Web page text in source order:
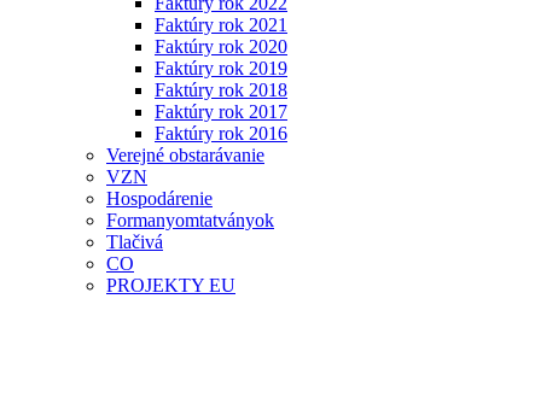
Faktúry rok 2021
Faktúry rok 2020
Faktúry rok 2019
Faktúry rok 2018
Faktúry rok 2017
Faktúry rok 2016
Verejné obstarávanie
VZN
Hospodárenie
Formanyomtatványok
Tlačivá
CO
PROJEKTY EU